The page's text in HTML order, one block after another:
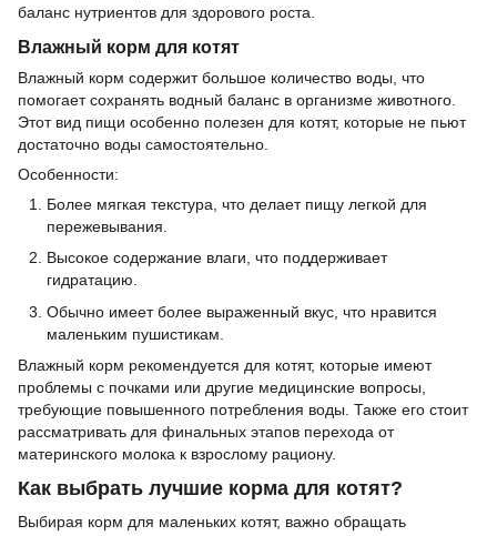
баланс нутриентов для здорового роста.
Влажный корм для котят
Влажный корм содержит большое количество воды, что
помогает сохранять водный баланс в организме животного.
Этот вид пищи особенно полезен для котят, которые не пьют
достаточно воды самостоятельно.
Особенности:
Более мягкая текстура, что делает пищу легкой для
пережевывания.
Высокое содержание влаги, что поддерживает
гидратацию.
Обычно имеет более выраженный вкус, что нравится
маленьким пушистикам.
Влажный корм рекомендуется для котят, которые имеют
проблемы с почками или другие медицинские вопросы,
требующие повышенного потребления воды. Также его стоит
рассматривать для финальных этапов перехода от
материнского молока к взрослому рациону.
Как выбрать лучшие корма для котят?
Выбирая корм для маленьких котят, важно обращать